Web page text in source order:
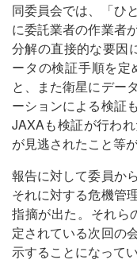
同委員会では、「ひ
に委託業者の作業者
分解の直接的な要因
ータの検証手順を定
と、また衛星にデー
ーションによる検証
JAXAも検証が行わ
が見逃されたこと等
報告に対して委員か
それに対する危機管
指摘が出た。それら
定されている次回の
示することになってい